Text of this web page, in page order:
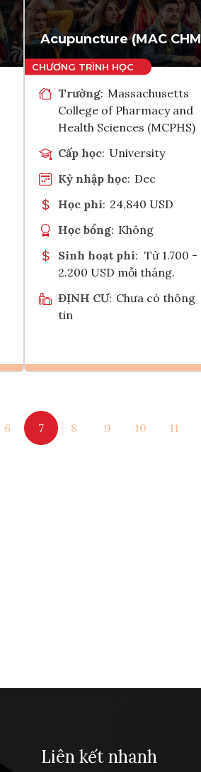
Tham vấn Interlink
Acupuncture (MAC
Trường: Massachusetts
College of Pharmacy and
Health Sciences (MCPHS)
Cấp học: University
Kỳ nhập học: Dec
Học phí: 24,840 USD
Học bổng: Không
Sinh hoạt phí: Từ 1.700 -
2.200 USD mỗi tháng.
ĐỊNH CƯ: Chưa có thông
tin
Tham vấn Interlink
6 7 8 9 10 11
Liên kết nhanh